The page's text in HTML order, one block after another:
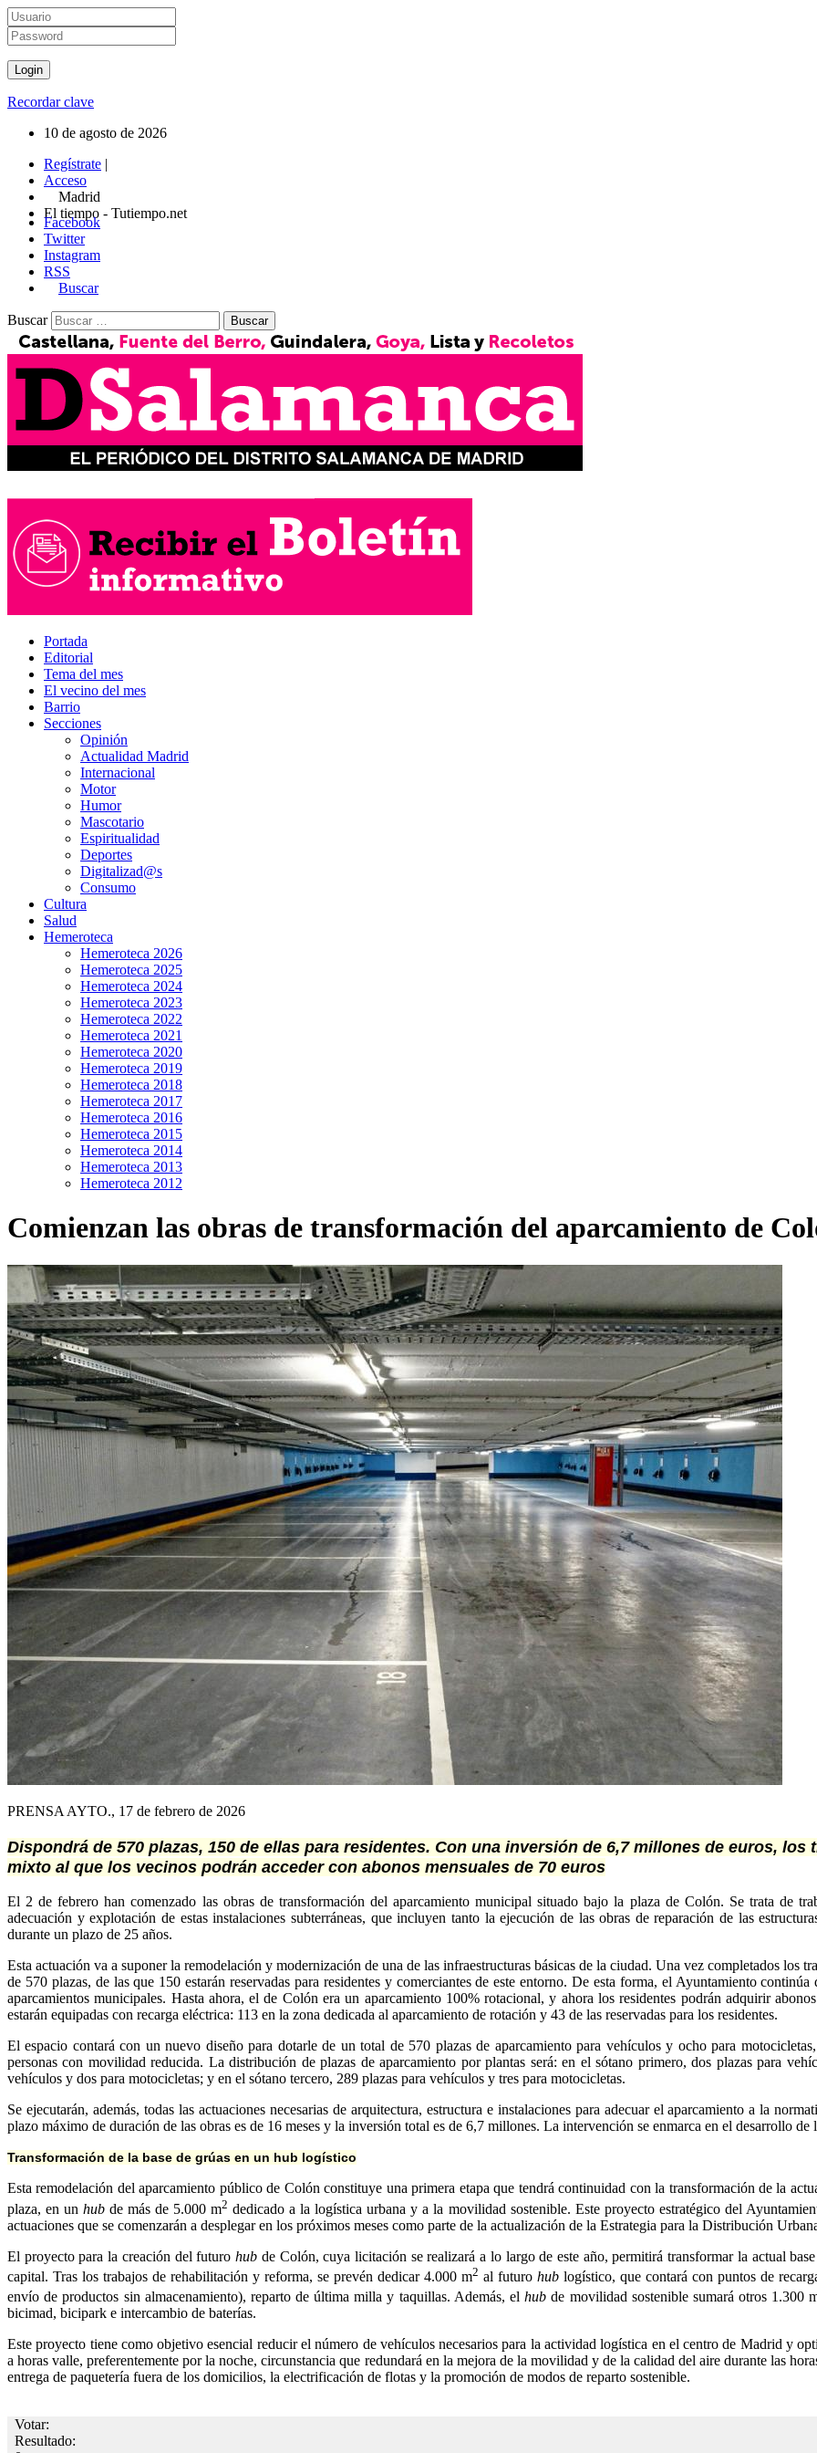
Recordar clave
10 de agosto de 2026
Regístrate |
Acceso
Madrid
El tiempo - Tutiempo.net
Facebook
Twitter
Instagram
RSS
Buscar
Buscar
Portada
Editorial
Tema del mes
El vecino del mes
Barrio
Secciones
Opinión
Actualidad Madrid
Internacional
Motor
Humor
Mascotario
Espiritualidad
Deportes
Digitalizad@s
Consumo
Cultura
Salud
Hemeroteca
Hemeroteca 2026
Hemeroteca 2025
Hemeroteca 2024
Hemeroteca 2023
Hemeroteca 2022
Hemeroteca 2021
Hemeroteca 2020
Hemeroteca 2019
Hemeroteca 2018
Hemeroteca 2017
Hemeroteca 2016
Hemeroteca 2015
Hemeroteca 2014
Hemeroteca 2013
Hemeroteca 2012
Comienzan las obras de transformación del aparcamiento de
PRENSA AYTO., 17 de febrero de 2026
Dispondrá de 570 plazas, 150 de ellas para residentes. Con una inversión de 6,7 millones de euros,
mixto al que los vecinos podrán acceder con abonos mensuales de 70 euros
El 2 de febrero han comenzado las obras de transformación del aparcamiento municipal situado bajo la plaza de Colón. Se trata de
adecuación y explotación de estas instalaciones subterráneas, que incluyen tanto la ejecución de las obras de reparación de las
durante un plazo de 25 años.
Esta actuación va a suponer la remodelación y modernización de una de las infraestructuras básicas de la ciudad. Una vez completados los
de 570 plazas, de las que 150 estarán reservadas para residentes y comerciantes de este entorno. De esta forma, el Ayuntamiento
aparcamientos municipales. Hasta ahora, el de Colón era un aparcamiento 100% rotacional, y ahora los residentes podrán adquirir
estarán equipadas con recarga eléctrica: 113 en la zona dedicada al aparcamiento de rotación y 43 de las reservadas para los residentes.
El espacio contará con un nuevo diseño para dotarle de un total de 570 plazas de aparcamiento para vehículos y ocho para
personas con movilidad reducida. La distribución de plazas de aparcamiento por plantas será: en el sótano primero, dos plazas para
vehículos y dos para motocicletas; y en el sótano tercero, 289 plazas para vehículos y tres para motocicletas.
Se ejecutarán, además, todas las actuaciones necesarias de arquitectura, estructura e instalaciones para adecuar el aparcamiento a la
plazo máximo de duración de las obras es de 16 meses y la inversión total es de 6,7 millones. La intervención se enmarca en el desarrollo
Transformación de la base de grúas en un hub logístico
Esta remodelación del aparcamiento público de Colón constituye una primera etapa que tendrá continuidad con la transformación de la
plaza, en unhub de más de 5.000 m2 dedicado a la logística urbana y a la movilidad sostenible. Este proyecto estratégico del
actuaciones que se comenzarán a desplegar en los próximos meses como parte de la actualización de la Estrategia para la Distribución
El proyecto para la creación del futurohub de Colón, cuya licitación se realizará a lo largo de este año, permitirá transformar la actual
capital. Tras los trabajos de rehabilitación y reforma, se prevén dedicar 4.000 m2 al futuro hub logístico, que contará con puntos de
envío de productos sin almacenamiento), reparto de última milla y taquillas. Además, elhub de movilidad sostenible sumará otros 1.300
bicimad, bicipark e intercambio de baterías.
Este proyecto tiene como objetivo esencial reducir el número de vehículos necesarios para la actividad logística en el centro de Madrid y
a horas valle, preferentemente por la noche, circunstancia que redundará en la mejora de la movilidad y de la calidad del aire durante las
entrega de paquetería fuera de los domicilios, la electrificación de flotas y la promoción de modos de reparto sostenible.
Votar:
Resultado: